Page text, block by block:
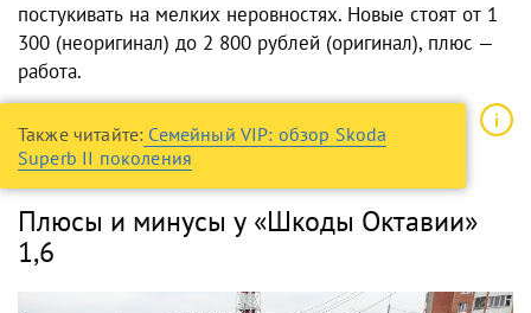
постукивать на мелких неровностях. Новые стоят от 1
300 (неоригинал) до 2 800 рублей (оригинал), плюс —
работа.
Также читайте: Семейный VIP: обзор Skoda
Superb II поколения
Плюсы и минусы у «Шкоды Октавии»
1,6